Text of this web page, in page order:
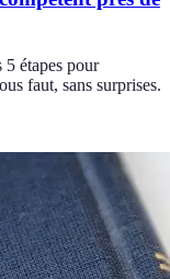
5 étapes pour
faut, sans surprises.